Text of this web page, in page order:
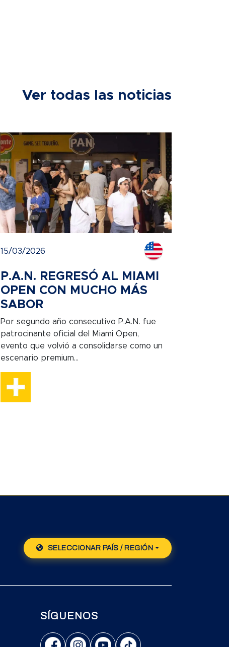
Ver todas las noticias
15/03/2026
P.A.N. REGRESÓ AL MIAMI
OPEN CON MUCHO MÁS
SABOR
Por segundo año consecutivo P.A.N. fue
patrocinante oficial del Miami Open,
evento que volvió a consolidarse como un
escenario premium...
SELECCIONAR PAÍS / REGIÓN
SÍGUENOS